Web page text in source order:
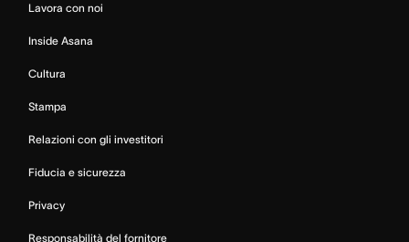
Lavora con noi
Inside Asana
Cultura
Stampa
Relazioni con gli investitori
Fiducia e sicurezza
Privacy
Responsabilità del fornitore